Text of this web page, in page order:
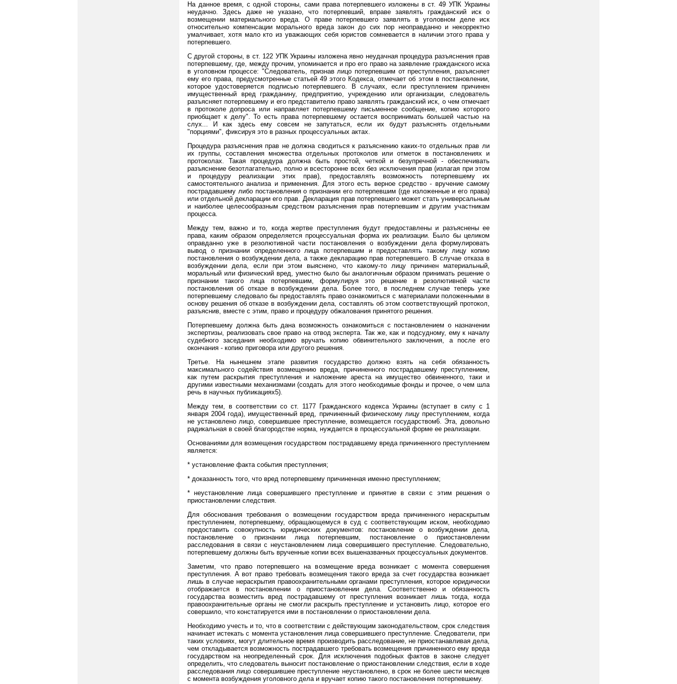
На данное время, с одной стороны, сами права потерпевшего изложены в ст. 49 УПК Украины
неудачно. Здесь даже не указано, что потерпевший, вправе заявлять гражданский иск о
возмещении материального вреда. О праве потерпевшего заявлять в уголовном деле иск
относительно компенсации морального вреда закон до сих пор неоправданно и некорректно
умалчивает, хотя мало кто из уважающих себя юристов сомневается в наличии этого права у
потерпевшего.
С другой стороны, в ст. 122 УПК Украины изложена явно неудачная процедура разъяснения прав
потерпевшему, где, между прочим, упоминается и про его право на заявление гражданского иска
в уголовном процессе: "Следователь, признав лицо потерпевшим от преступления, разъясняет
ему его права, предусмотренные статьей 49 этого Кодекса, отмечает об этом в постановлении,
которое удостоверяется подписью потерпевшего. В случаях, если преступлением причинен
имущественный вред гражданину, предприятию, учреждению или организации, следователь
разъясняет потерпевшему и его представителю право заявлять гражданский иск, о чем отмечает
в протоколе допроса или направляет потерпевшему письменное сообщение, копию которого
приобщает к делу". То есть права потерпевшему остается воспринимать большей частью на
слух... И как здесь ему совсем не запутаться, если их будут разъяснять отдельными
"порциями", фиксируя это в разных процессуальных актах.
Процедура разъяснения прав не должна сводиться к разъяснению каких-то отдельных прав ли
их группы, составления множества отдельных протоколов или отметок в постановлениях и
протоколах. Такая процедура должна быть простой, четкой и безупречной - обеспечивать
разъяснение безотлагательно, полно и всесторонне всех без исключения прав (излагая при этом
и процедуру реализации этих прав), предоставлять возможность потерпевшему их
самостоятельного анализа и применения. Для этого есть верное средство - вручение самому
пострадавшему либо постановления о признании его потерпевшим (где изложенные и его права)
или отдельной декларации его прав. Декларация прав потерпевшего может стать универсальным
и наиболее целесообразным средством разъяснения прав потерпевшим и другим участникам
процесса.
Между тем, важно и то, когда жертве преступления будут предоставлены и разъяснены ее
права, каким образом определяется процессуальная форма их реализации. Было бы целиком
оправданно уже в резолютивной части постановления о возбуждении дела формулировать
вывод о признании определенного лица потерпевшим и предоставлять такому лицу копию
постановления о возбуждении дела, а также декларацию прав потерпевшего. В случае отказа в
возбуждении дела, если при этом выяснено, что какому-то лицу причинен материальный,
моральный или физический вред, уместно было бы аналогичным образом принимать решение о
признании такого лица потерпевшим, формулируя это решение в резолютивной части
постановления об отказе в возбуждении дела. Более того, в последнем случае теперь уже
потерпевшему следовало бы предоставлять право ознакомиться с материалами положенными в
основу решения об отказе в возбуждении дела, составлять об этом соответствующий протокол,
разъяснив, вместе с этим, право и процедуру обжалования принятого решения.
Потерпевшему должна быть дана возможность ознакомиться с постановлением о назначении
экспертизы, реализовать свое право на отвод эксперта. Так же, как и подсудному, ему к началу
судебного заседания необходимо вручать копию обвинительного заключения, а после его
окончания - копию приговора или другого решения.
Третье. На нынешнем этапе развития государство должно взять на себя обязанность
максимального содействия возмещению вреда, причиненного пострадавшему преступлением,
как путем раскрытия преступления и наложение ареста на имущество обвиненного, таки и
другими известными механизмами (создать для этого необходимые фонды и прочее, о чем шла
речь в научных публикациях5).
Между тем, в соответствии со ст. 1177 Гражданского кодекса Украины (вступает в силу с 1
января 2004 года), имущественный вред, причиненный физическому лицу преступлением, когда
не установлено лицо, совершившее преступление, возмещается государством6. Эта, довольно
радикальная в своей благородстве норма, нуждается в процессуальной форме ее реализации.
Основаниями для возмещения государством пострадавшему вреда причиненного преступлением
является:
* установление факта события преступления;
* доказанность того, что вред потерпевшему причиненная именно преступлением;
* неустановление лица совершившего преступление и принятие в связи с этим решения о
приостановлении следствия.
Для обоснования требования о возмещении государством вреда причиненного нераскрытым
преступлением, потерпевшему, обращающемуся в суд с соответствующим иском, необходимо
предоставить совокупность юридических документов: постановление о возбуждении дела,
постановление о признании лица потерпевшим, постановление о приостановлении
расследования в связи с неустановлением лица совершившего преступление. Следовательно,
потерпевшему должны быть врученные копии всех вышеназванных процессуальных документов.
Заметим, что право потерпевшего на возмещение вреда возникает с момента совершения
преступления. А вот право требовать возмещения такого вреда за счет государства возникает
лишь в случае нераскрытия правоохранительными органами преступления, которое юридически
отображается в постановлении о приостановлении дела. Соответственно и обязанность
государства возместить вред пострадавшему от преступления возникает лишь тогда, когда
правоохранительные органы не смогли раскрыть преступление и установить лицо, которое его
совершило, что констатируется ими в постановлении о приостановлении дела.
Необходимо учесть и то, что в соответствии с действующим законодательством, срок следствия
начинает истекать с момента установления лица совершившего преступление. Следователи, при
таких условиях, могут длительное время производить расследование, не приостанавливая дела,
чем откладывается возможность пострадавшего требовать возмещения причиненного ему вреда
государством на неопределенный срок. Для исключения подобных фактов в законе следует
определить, что следователь выносит постановление о приостановлении следствия, если в ходе
расследования лицо совершившее преступление неустановлено, в срок не более шести месяцев
с момента возбуждения уголовного дела и вручает копию такого постановления потерпевшему.